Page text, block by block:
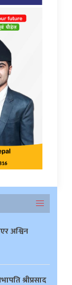
अश्विन
श्रीप्रसाद